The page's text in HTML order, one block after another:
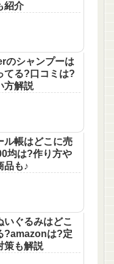
紹介
のシャンプーは
てる?口コミは?
方解説
ル帳はどこに売
均は?作り方や
品も♪
いぐるみはどこ
?amazonは?定
策も解説